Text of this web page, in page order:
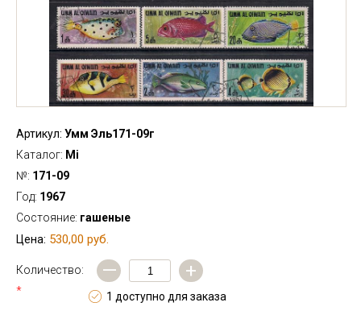
Артикул: Умм Эль171-09г
Каталог: Mi
№: 171-09
Год: 1967
Состояние: гашеные
Цена: 530,00 руб.
Количество:
*
— +
1 доступно для заказа